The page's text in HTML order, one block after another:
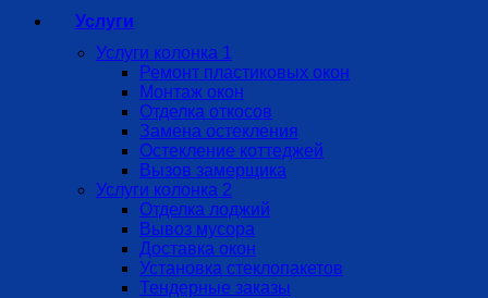
Услуги
Услуги колонка 1
Ремонт пластиковых окон
Монтаж окон
Отделка откосов
Замена остекления
Остекление коттеджей
Вызов замерщика
Услуги колонка 2
Отделка лоджий
Вывоз мусора
Доставка окон
Установка стеклопакетов
Тендерные заказы